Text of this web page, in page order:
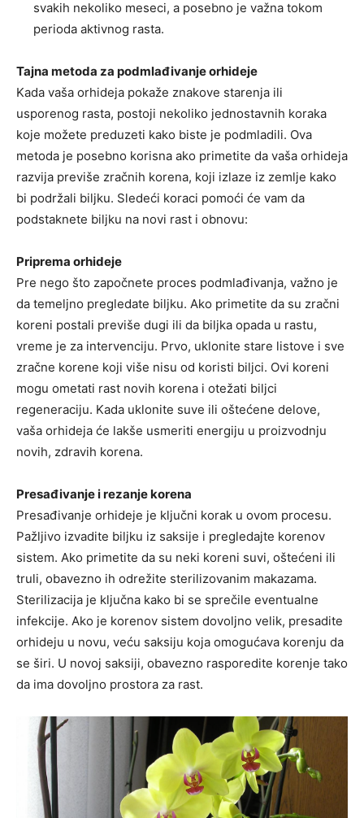
svakih nekoliko meseci, a posebno je važna tokom
perioda aktivnog rasta.
Tajna metoda za podmlađivanje orhideje
Kada vaša orhideja pokaže znakove starenja ili
usporenog rasta, postoji nekoliko jednostavnih koraka
koje možete preduzeti kako biste je podmladili. Ova
metoda je posebno korisna ako primetite da vaša orhideja
razvija previše zračnih korena, koji izlaze iz zemlje kako
bi podržali biljku. Sledeći koraci pomoći će vam da
podstaknete biljku na novi rast i obnovu:
Priprema orhideje
Pre nego što započnete proces podmlađivanja, važno je
da temeljno pregledate biljku. Ako primetite da su zračni
koreni postali previše dugi ili da biljka opada u rastu,
vreme je za intervenciju. Prvo, uklonite stare listove i sve
zračne korene koji više nisu od koristi biljci. Ovi koreni
mogu ometati rast novih korena i otežati biljci
regeneraciju. Kada uklonite suve ili oštećene delove,
vaša orhideja će lakše usmeriti energiju u proizvodnju
novih, zdravih korena.
Presađivanje i rezanje korena
Presađivanje orhideje je ključni korak u ovom procesu.
Pažljivo izvadite biljku iz saksije i pregledajte korenov
sistem. Ako primetite da su neki koreni suvi, oštećeni ili
truli, obavezno ih odrežite sterilizovanim makazama.
Sterilizacija je ključna kako bi se sprečile eventualne
infekcije. Ako je korenov sistem dovoljno velik, presadite
orhideju u novu, veću saksiju koja omogućava korenju da
se širi. U novoj saksiji, obavezno rasporedite korenje tako
da ima dovoljno prostora za rast.